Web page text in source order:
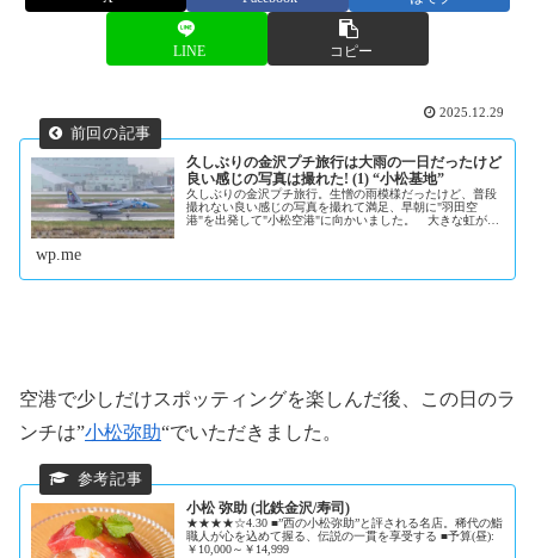
LINE コピー
2025.12.29
久しぶりの金沢プチ旅行は大雨の一日だったけど
良い感じの写真は撮れた! (1) “小松基地”
久しぶりの金沢プチ旅行。生憎の雨模様だったけど、普段
撮れない良い感じの写真を撮れて満足、早朝に"羽田空
港"を出発して"小松空港"に向かいました。 大きな虹がお
wp.me
空港で少しだけスポッティングを楽しんだ後、この日のラ
ンチは”小松弥助“でいただきました。
小松 弥助 (北鉄金沢/寿司)
★★★★☆4.30 ■”西の小松弥助”と評される名店。稀代の鮨
職人が心を込めて握る、伝説の一貫を享受する ■予算(昼):
￥10,000～￥14,999